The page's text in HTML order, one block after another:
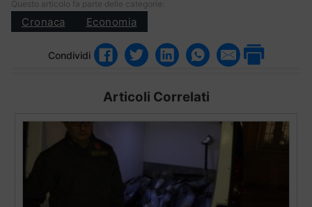
Questo articolo fa parte delle categorie:
Cronaca Economia
Condividi
Articoli Correlati